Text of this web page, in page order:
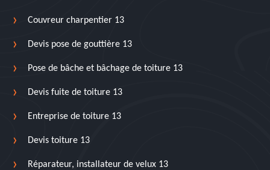
Couvreur charpentier 13
Devis pose de gouttière 13
Pose de bâche et bâchage de toiture 13
Devis fuite de toiture 13
Entreprise de toiture 13
Devis toiture 13
Réparateur, installateur de velux 13